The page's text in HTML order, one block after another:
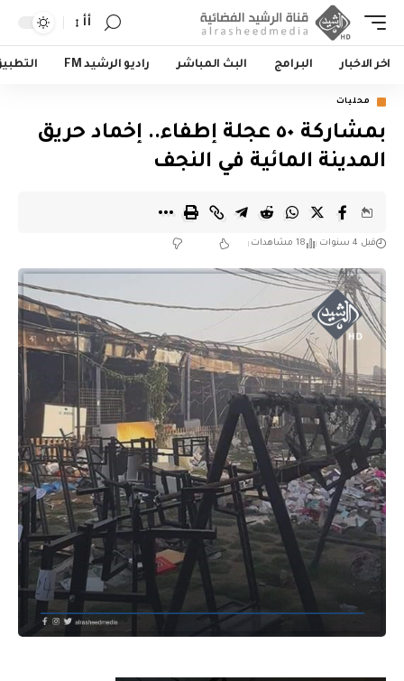
أأ
اخر الاخبار البرامج البث المباشر راديو الرشيد FM
محليات
بمشاركة ٥٠ عجلة إطفاء.. إخماد حريق
المدينة المائية في النجف
قبل 4 سنوات 18 مشاهدات